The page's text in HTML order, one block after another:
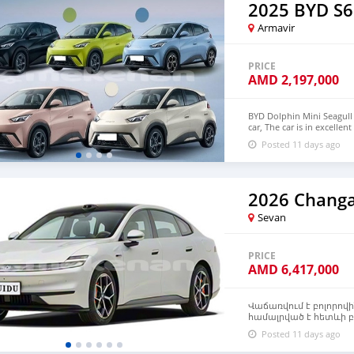
2025 BYD S6
Armavir
PRICE
AMD 2,197,000
BYD Dolphin Mini
car, The car is in
$6,000 USD We have all
CONTACT EMAIL:
Posted 11 days ago
2026
Sevan
PRICE
AMD 6,417,000
Վաճառվում է
համալրված է հետևի
լիտրանոց առջևի
Միաժամանակ այն
վարման համակարգ,
Posted 11 days ago